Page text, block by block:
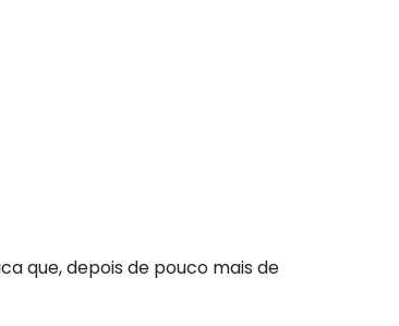
que, depois de pouco mais de